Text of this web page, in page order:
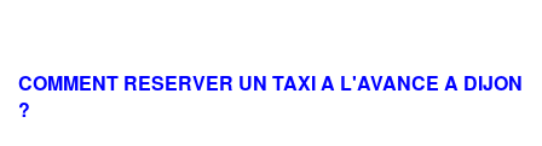
COMMENT RESERVER UN TAXI A L'AVANCE A DIJON
?